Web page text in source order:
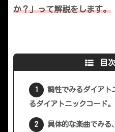
か？」って解説をします。
目
調性でみるダイアト
るダイアトニックコード。
具体的な楽曲でみる